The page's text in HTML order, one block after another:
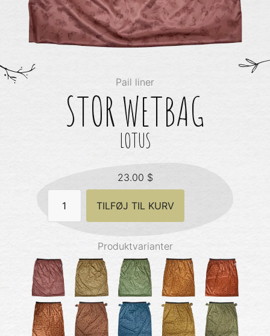
Pail liner
STOR WETBAG
LOTUS
23.00 $
Wetbag
TILFØJ TIL KURV
Produktvarianter